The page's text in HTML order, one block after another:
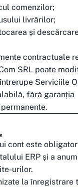
comenzilor;
livrărilor;
și
contractuale
SRL poate
Serviciile
fără garanția
cont este
ERP și a
urilor.
la înregistrare